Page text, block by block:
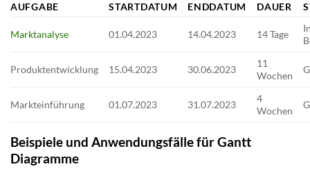
AUFGABE STARTDATUM ENDDATUM DAUER
Marktanalyse 01.04.2023 14.04.2023 14 Tage
Produktentwicklung 15.04.2023 30.06.2023
11
Wochen
Markteinführung 01.07.2023 31.07.2023
4
Wochen
Beispiele und Anwendungsfälle für Gantt
Diagramme